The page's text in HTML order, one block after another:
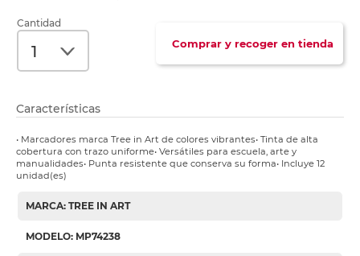
Cantidad
Comprar y recoger en tienda
Características
• Marcadores marca Tree in Art de colores vibrantes• Tinta de alta
cobertura con trazo uniforme• Versátiles para escuela, arte y
manualidades• Punta resistente que conserva su forma• Incluye 12
unidad(es)
MARCA: TREE IN ART
MODELO: MP74238